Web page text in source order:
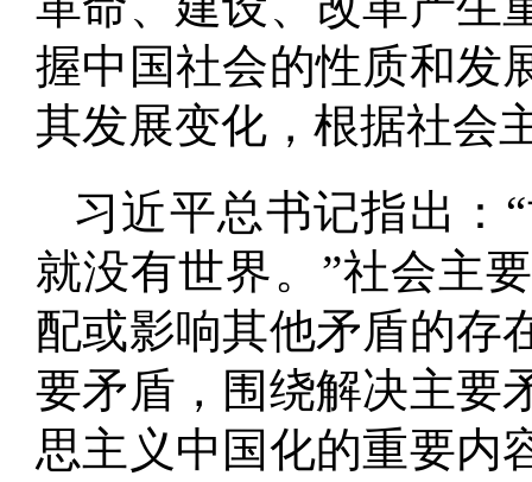
握中国社会的性质和发
其发展变化，根据社会
习近平总书记指出：
就没有世界。 ”社会主
配或影响其他矛盾的存
要矛盾，围绕解决主要
思主义中国化的重要内